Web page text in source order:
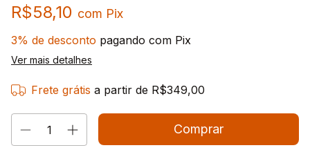
R$58,10 com Pix
3% de desconto pagando com Pix
Ver mais detalhes
Frete grátis a partir de R$349,00